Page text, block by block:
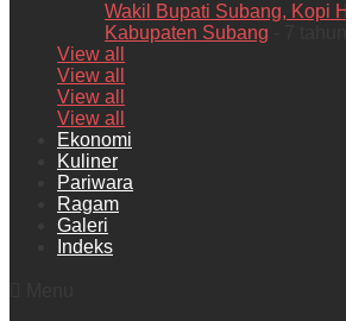
Wakil Bupati Subang, Kopi
Kabupaten Subang
View all
View all
View all
View all
Ekonomi
Kuliner
Pariwara
Ragam
Galeri
Indeks